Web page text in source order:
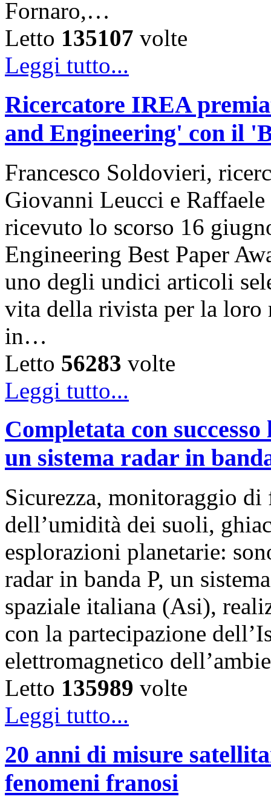
Fornaro,…
Letto 135107 volte
Leggi tutto...
Ricercatore IREA
and Engineering' con il
Francesco Soldovieri,
Giovanni Leucci e
ricevuto lo scorso 16
Engineering Best Paper
uno degli undici articoli
vita della rivista per la loro
in…
Letto 56283 volte
Leggi tutto...
Completata con
un sistema radar in
Sicurezza, monitoraggio di
dell’umidità dei suoli,
esplorazioni planetarie:
radar in banda P, un
spaziale italiana (Asi),
con la partecipazione
elettromagnetico
Letto 135989 volte
Leggi tutto...
20 anni di misure
fenomeni franosi